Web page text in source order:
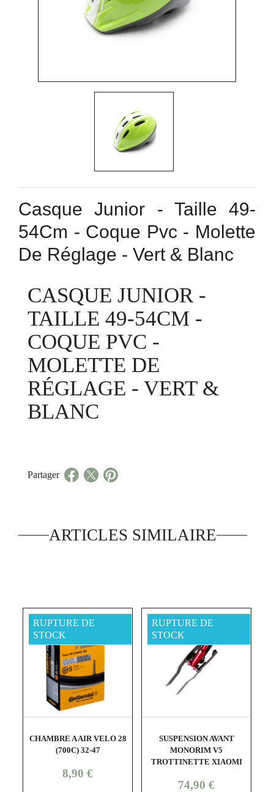
Casque Junior - Taille 49-
54Cm - Coque Pvc - Molette
De Réglage - Vert & Blanc
CASQUE JUNIOR -
TAILLE 49-54CM -
COQUE PVC -
MOLETTE DE
RÉGLAGE - VERT &
BLANC
Partager
ARTICLES SIMILAIRE
shopping_cart visibility
CHAMBRE A AIR VELO 28
(700C) 32-47
Prix
8,90 €
RUPTURE DE
STOCK
shopping_cart visibility
SUSPENSION AVANT
MONORIM V5
TROTTINETTE XIAOMI
Prix
74,90 €
RUPTURE DE
STOCK